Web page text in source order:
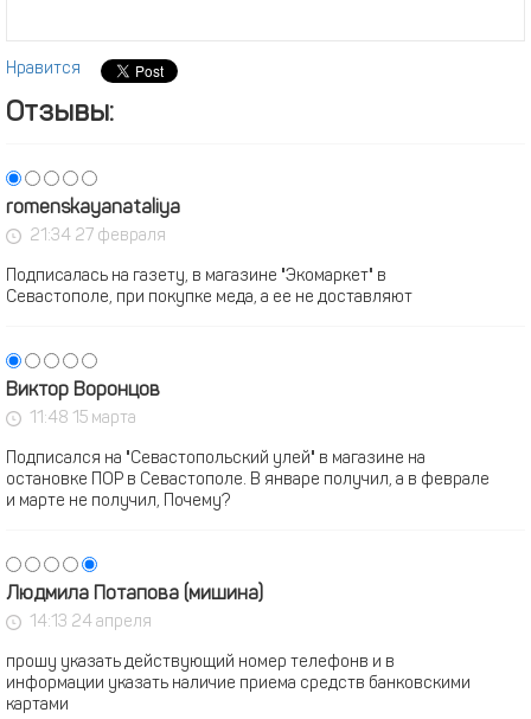
Нравится
Отзывы:
romenskayanataliya
21:34 27 февраля
Подписалась на газету, в магазине "Экомаркет" в
Севастополе, при покупке меда, а ее не доставляют
Виктор Воронцов
11:48 15 марта
Подписался на "Севастопольский улей" в магазине на
остановке ПОР в Севастополе. В январе получил, а в феврале
и марте не получил, Почему?
Людмила Потапова (мишина)
14:13 24 апреля
прошу указать действующий номер телефонв и в
информации указать наличие приема средств банковскими
картами